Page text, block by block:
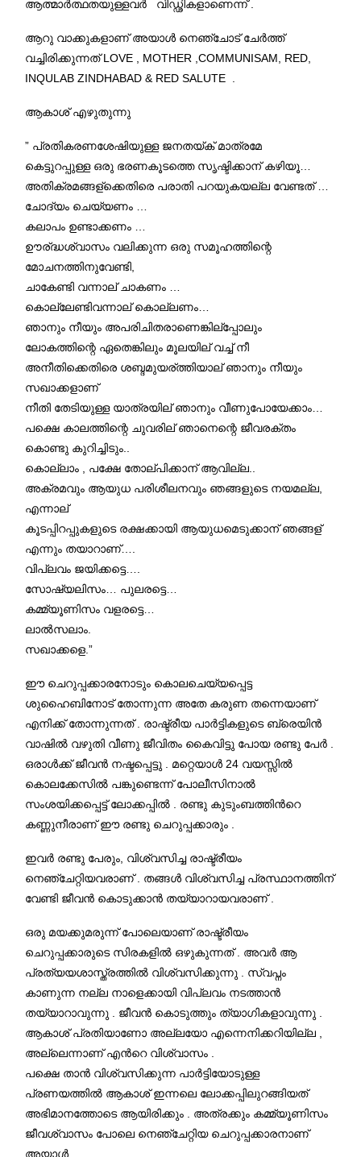
ആത്മാര്‍ത്ഥതയുള്ളവര്‍ വിഡ്ഢികളാണെന്ന് .
ആറു വാക്കുകളാണ് അയാൾ നെഞ്ചോട് ചേർത്ത്
വച്ചിരിക്കുന്നത് LOVE , MOTHER ,COMMUNISAM, RED,
INQULAB ZINDHABAD & RED SALUTE .
ആകാശ് എഴുതുന്നു
” പ്രതികരണശേഷിയുള്ള ജനതയ്ക് മാത്രമേ
കെട്ടുറപ്പുള്ള ഒരു ഭരണകൂടത്തെ സൃഷ്ടിക്കാന് കഴിയൂ…
അതിക്രമങ്ങള്ക്കെതിരെ പരാതി പറയുകയല്ല വേണ്ടത് …
ചോദ്യം ചെയ്യണം …
കലാപം ഉണ്ടാക്കണം …
ഊര്ദ്ധശ്വാസം വലിക്കുന്ന ഒരു സമൂഹത്തിന്റെ
മോചനത്തിനുവേണ്ടി,
ചാകേണ്ടി വന്നാല് ചാകണം …
കൊല്ലേണ്ടിവന്നാല് കൊല്ലണം…
ഞാനും നീയും അപരിചിതരാണെങ്കില്പ്പോലും
ലോകത്തിന്റെ ഏതെങ്കിലും മൂലയില് വച്ച് നീ
അനീതിക്കെതിരെ ശബ്ദമുയര്ത്തിയാല് ഞാനും നീയും
സഖാക്കളാണ്
നീതി തേടിയുള്ള യാത്രയില് ഞാനും വീണുപോയേക്കാം…
പക്ഷെ കാലത്തിന്റെ ചുവരില് ഞാനെന്റെ ജീവരക്തം
കൊണ്ടു കുറിച്ചിടും..
കൊല്ലാം , പക്ഷേ തോല്പിക്കാന് ആവില്ല..
അക്രമവും ആയുധ പരിശീലനവും ഞങ്ങളുടെ നയമല്ല,
എന്നാല്
കൂടപ്പിറപ്പുകളുടെ രക്ഷക്കായി ആയുധമെടുക്കാന് ഞങ്ങള്
എന്നും തയാറാണ്….
വിപ്ലവം ജയിക്കട്ടെ….
സോഷ്യലിസം… പുലരട്ടെ…
കമ്മ്യൂണിസം വളരട്ടെ…
ലാല്‍സലാം.
സഖാക്കളെ.”
ഈ ചെറുപ്പക്കാരനോടും കൊലചെയ്യപ്പെട്ട
ശുഹൈബിനോട് തോന്നുന്ന അതേ കരുണ തന്നെയാണ്
എനിക്ക് തോന്നുന്നത് . രാഷ്ട്രീയ പാർട്ടികളുടെ ബ്രെയിൻ
വാഷിൽ വഴുതി വീണു ജീവിതം കൈവിട്ടു പോയ രണ്ടു പേര്‍ .
ഒരാൾക്ക് ജീവൻ നഷ്ടപ്പെട്ടു . മറ്റെയാൾ 24 വയസ്സിൽ
കൊലക്കേസിൽ പങ്കുണ്ടെന്ന് പോലീസിനാൽ
സംശയിക്കപ്പെട്ട് ലോക്കപ്പിൽ . രണ്ടു കുടുംബത്തിന്‍റെ
കണ്ണുനീരാണ് ഈ രണ്ടു ചെറുപ്പക്കാരും .
ഇവർ രണ്ടു പേരും, വിശ്വസിച്ച രാഷ്ട്രീയം
നെഞ്ചേറ്റിയവരാണ് . തങ്ങൾ വിശ്വസിച്ച പ്രസ്ഥാനത്തിന്
വേണ്ടി ജീവൻ കൊടുക്കാൻ തയ്യാറായവരാണ് .
ഒരു മയക്കുമരുന്ന് പോലെയാണ് രാഷ്ട്രീയം
ചെറുപ്പക്കാരുടെ സിരകളിൽ ഒഴുകുന്നത് . അവർ ആ
പ്രത്യയശാസ്ത്രത്തിൽ വിശ്വസിക്കുന്നു . സ്വപ്നം
കാണുന്ന നല്ല നാളെക്കായി വിപ്ലവം നടത്താൻ
തയ്യാറാവുന്നു . ജീവൻ കൊടുത്തും ത്യാഗികളാവുന്നു .
ആകാശ് പ്രതിയാണോ അല്ലയോ എന്നെനിക്കറിയില്ല ,
അല്ലെന്നാണ് എന്‍റെ വിശ്വാസം .
പക്ഷെ താൻ വിശ്വസിക്കുന്ന പാർട്ടിയോടുള്ള
പ്രണയത്തിൽ ആകാശ് ഇന്നലെ ലോക്കപ്പിലുറങ്ങിയത്
അഭിമാനത്തോടെ ആയിരിക്കും . അത്രക്കും കമ്മ്യൂണിസം
ജീവശ്വാസം പോലെ നെഞ്ചേറ്റിയ ചെറുപ്പക്കാരനാണ്
അയാൾ .